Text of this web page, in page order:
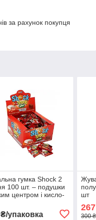
за рахунок покупця
гумка Shock 2
100 шт. – подушки
центром і кисло-
упаковка
шт
267
300